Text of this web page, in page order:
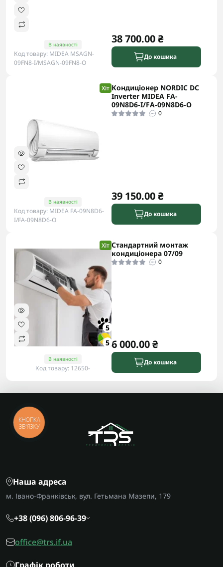
В наявності
Код товару: MIDEA MSAGN-
09FN8-I/MSAGN-09FN8-O
38 700.00 ₴
До кошика
Хіт
В наявності
Код товару: MIDEA FA-09N8D6-
I/FA-09N8D6-O
Кондиціонер NORDIC DC
Inverter MIDEA FA-
09N8D6-I/FA-09N8D6-O
0
39 150.00 ₴
До кошика
Хіт
5
5
В наявності
Код товару: 12650-
Стандартний монтаж
кондиціонера 07/09
0
6 000.00 ₴
До кошика
Наша адреса
м. Івано-Франківськ, вул. Гетьмана Мазепи, 179
+38 (096) 806-96-39
office@trs.if.ua
КНОПКА
ЗВ'ЯЗКУ